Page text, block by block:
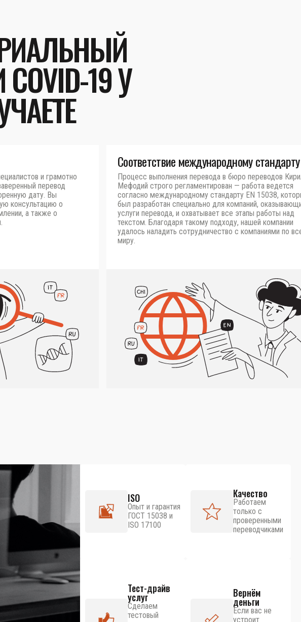
19 У
и грамотно
перевод
дату. Вы
консультацию о
а также о
Соответствие международному стандарту
Процесс выполнения перевода в бюро переводов
Мефодий строго регламентирован — работа ведется
согласно международному стандарту EN 15038,
был разработан специально для компаний,
услуги перевода, и охватывает все этапы работы над
текстом. Благодаря такому подходу, нашей компании
удалось наладить сотрудничество с компаниями по
миру.
ISO
Опыт и гарантия
ГОСТ 15038 и
ISO 17100
Качество
Работаем
только с
проверенными
переводчиками
Тест-драйв
услуг
Сделаем
тестовый
Вернём
деньги
Если вас не
устроит